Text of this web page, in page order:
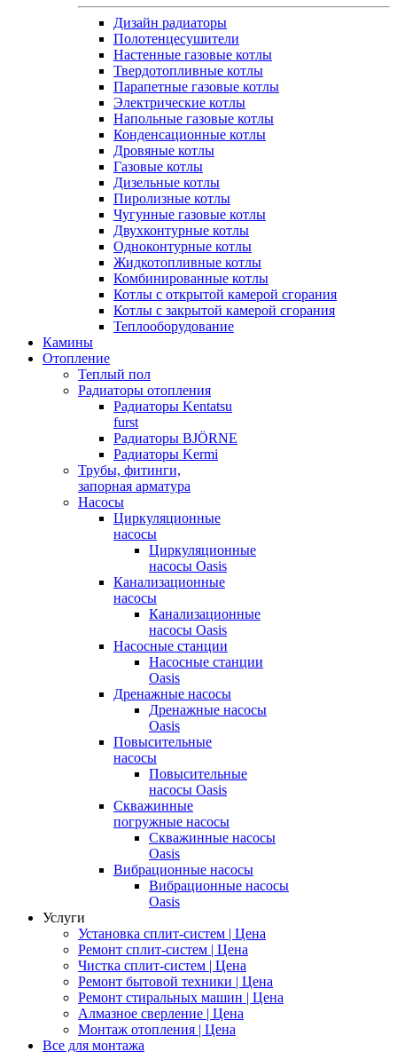
Дизайн радиаторы
Полотенцесушители
Настенные газовые котлы
Твердотопливные котлы
Парапетные газовые котлы
Электрические котлы
Напольные газовые котлы
Конденсационные котлы
Дровяные котлы
Газовые котлы
Дизельные котлы
Пиролизные котлы
Чугунные газовые котлы
Двухконтурные котлы
Одноконтурные котлы
Жидкотопливные котлы
Комбинированные котлы
Котлы с открытой камерой сгорания
Котлы с закрытой камерой сгорания
Теплооборудование
Камины
Отопление
Теплый пол
Радиаторы отопления
Радиаторы Kentatsu
furst
Радиаторы BJÖRNE
Радиаторы Kermi
Трубы, фитинги,
запорная арматура
Насосы
Циркуляционные
насосы
Циркуляционные
насосы Oasis
Канализационные
насосы
Канализационные
насосы Oasis
Насосные станции
Насосные станции
Oasis
Дренажные насосы
Дренажные насосы
Oasis
Повысительные
насосы
Повысительные
насосы Oasis
Скважинные
погружные насосы
Скважинные насосы
Oasis
Вибрационные насосы
Вибрационные насосы
Oasis
Услуги
Установка сплит-систем | Цена
Ремонт сплит-систем | Цена
Чистка сплит-систем | Цена
Ремонт бытовой техники | Цена
Ремонт стиральных машин | Цена
Алмазное сверление | Цена
Монтаж отопления | Цена
Все для монтажа